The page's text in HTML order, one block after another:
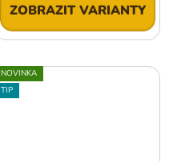
ZOBRAZIT VARIANTY
NOVINKA
TIP